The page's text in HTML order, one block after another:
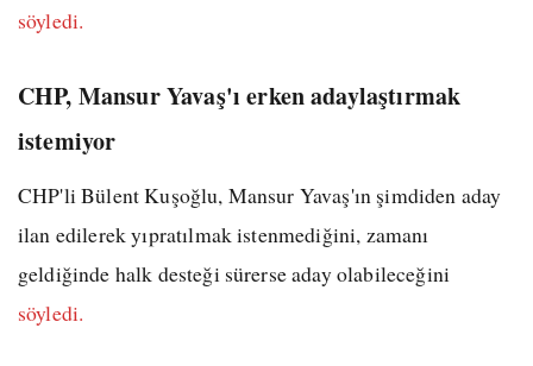
söyledi.
CHP, Mansur Yavaş'ı erken adaylaştırmak
istemiyor
CHP'li Bülent Kuşoğlu, Mansur Yavaş'ın şimdiden aday
ilan edilerek yıpratılmak istenmediğini, zamanı
geldiğinde halk desteği sürerse aday olabileceğini
söyledi.